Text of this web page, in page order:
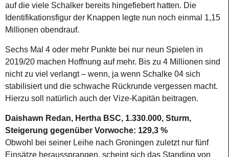
auf die viele Schalker bereits hingefiebert hatten. Die
Identifikationsfigur der Knappen legte nun noch einmal 1,15
Millionen obendrauf.
Sechs Mal 4 oder mehr Punkte bei nur neun Spielen in
2019/20 machen Hoffnung auf mehr. Bis zu 4 Millionen sind
nicht zu viel verlangt – wenn, ja wenn Schalke 04 sich
stabilisiert und die schwache Rückrunde vergessen macht.
Hierzu soll natürlich auch der Vize-Kapitän beitragen.
Daishawn Redan, Hertha BSC, 1.330.000, Sturm,
Steigerung gegenüber Vorwoche: 129,3 %
Obwohl bei seiner Leihe nach Groningen zuletzt nur fünf
Einsätze heraussprangen, scheint sich das Standing von